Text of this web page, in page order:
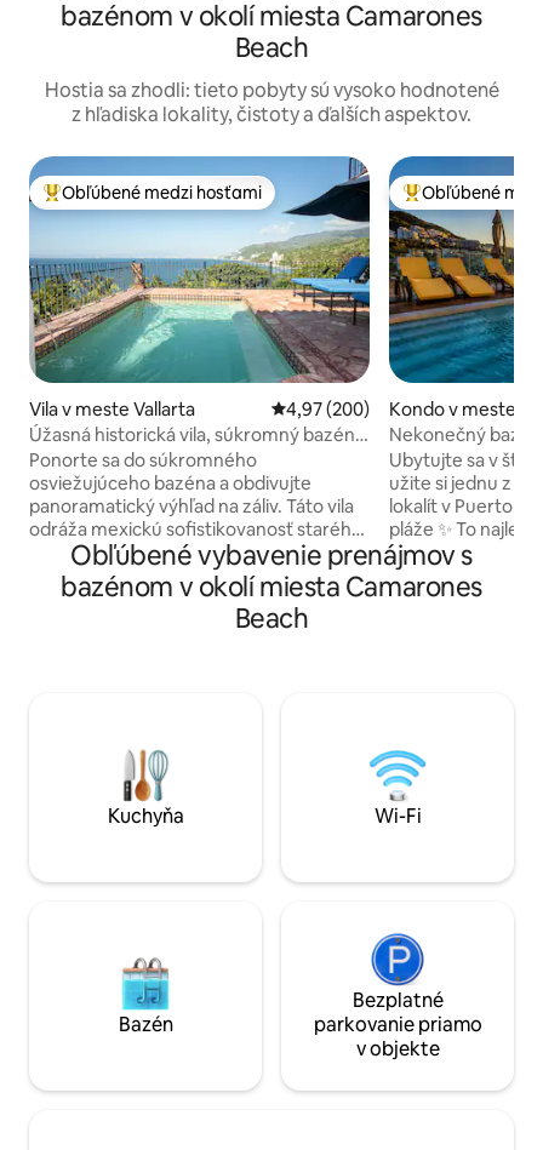
bazénom v okolí miesta Camarones
Beach
Hostia sa zhodli: tieto pobyty sú vysoko hodnotené
z hľadiska lokality, čistoty a ďalších aspektov.
Najobľúbenejšie medzi hosťami
Obľúbené medzi hosťami
Vila v meste Vallarta Priemerné ohodnotenie 4,97 z
4,97 (200)
Úžasná historická vila, súkromný bazén a
280° výhľad
Ponorte sa do súkromného
osviežujúceho bazéna a obdivujte
panoramatický výhľad na záliv. Táto vila
odráža mexickú sofistikovanosť starého
sveta s odhalenými drevenými trámami,
ručne maľovanými dlaždicami a
koloniálnymi starožitnosťami spolu s
najlepších fotovoltaických zariadení,
ktoré ponúka vďaka bezkonkurenčnej
polohe a nádherným architektonickým
detailom našej enklávy víl. Toto je
moderný luxus v ohromujúcom
prednej strany dozadu a zhora nadol!
Som vždy k dispozícii e-mailom. Máme
tiež správcu objektu vo PV, gazdiná,
záhradník/bazén a pravidelné
môžu naši miestni zamestnanci zvyčajne
Najobľúbenejšie
Obľúbené
Kondo v meste
Nekonečný
Pláž 1 minútu
Ubytujte sa v
užite si jednu z
lokalít v Puerto
pláže ✨ To najlepšie ☞ Strešný bazén s
nekonečným
výhľadom na
na kávu a nápoje
Uzamknutá
bezpečnostnou
výhľadom“ 📅 Obľúbené dátumy sa
Obľúbené vybavenie prenájmov s
bazénom v okolí miesta Camarones
Beach
Kuchyňa Wi-Fi
Bazén
Bezplatné
parkovanie priamo
v objekte